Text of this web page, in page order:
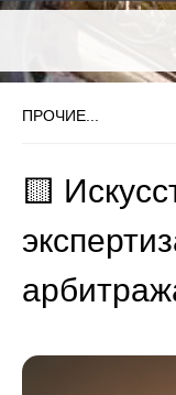
ПРОЧИЕ...
🟨